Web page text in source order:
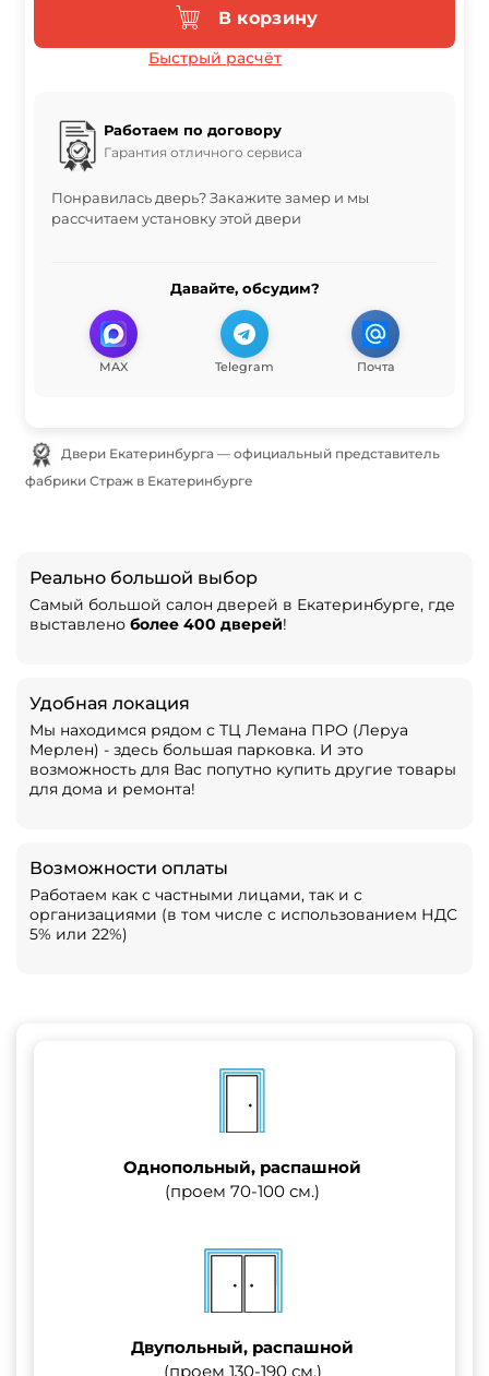
В корзину
Быстрый расчёт
Работаем по договору
Гарантия отличного сервиса
Понравилась дверь? Закажите замер и мы
рассчитаем установку этой двери
Давайте, обсудим?
MAX Telegram Почта
фабрики Страж в Екатеринбурге
Реально большой выбор
Самый большой салон дверей в Екатеринбурге, где
выставлено более 400 дверей!
Удобная локация
Мы находимся рядом с ТЦ Лемана ПРО (Леруа
Мерлен) - здесь большая парковка. И это
возможность для Вас попутно купить другие товары
для дома и ремонта!
Возможности оплаты
Работаем как с частными лицами, так и с
организациями (в том числе с использованием НДС
5% или 22%)
Однопольный, распашной
(проем 70-100 см.)
Двупольный, распашной
(проем 130-190 см.)